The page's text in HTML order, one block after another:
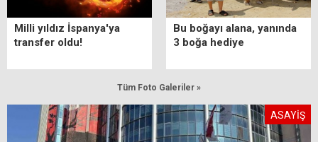
Milli yıldız İspanya'ya
transfer oldu!
Bu boğayı alana, yanında
3 boğa hediye
Tüm Foto Galeriler »
ASAYİŞ